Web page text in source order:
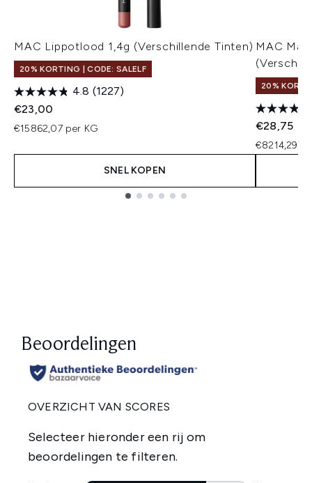
MAC Lippotlood 1,4g (Verschillende Tinten)
20% KORTING | CODE: SALELF
4.8 (1227)
€23,00
€15862,07 per KG
SNEL KOPEN
MAC
20%
€28,75
€8214,29